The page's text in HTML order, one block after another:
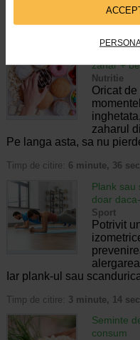
kilogramelor in plus.
zahar +
Nutritie
Oricat
zaharul
Pe langa asta, sa nu
Timp de citire: 6 minute, 36
Plank sau
doar
Sport
Potrivit
Iar plank-ul sau
Timp de citire: 3 minute, 14
Seminte
consum